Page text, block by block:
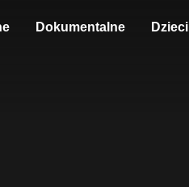
Dokumentalne Dzieci